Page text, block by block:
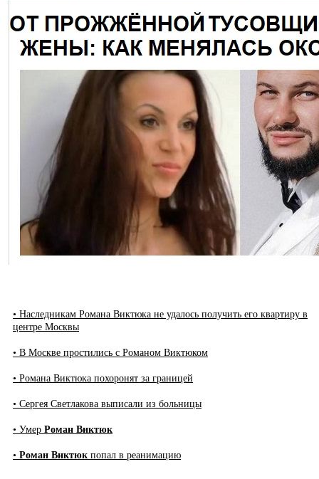
• Наследникам Романа Виктюка не удалось получить его квартиру в
центре Москвы
• В Москве простились с Романом Виктюком
• Романа Виктюка похоронят за границей
• Сергея Светлакова выписали из больницы
• Умер Роман Виктюк
• Роман Виктюк попал в реанимацию